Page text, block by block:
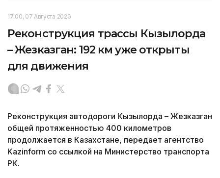
17:00, 07 Августа 2026
Реконструкция трассы Кызылорда
– Жезказган: 192 км уже открыты
для движения
Реконструкция автодороги Кызылорда – Жезказган
общей протяженностью 400 километров
продолжается в Казахстане, передает агентство
Kazinform со ссылкой на Министерство транспорта
РК.